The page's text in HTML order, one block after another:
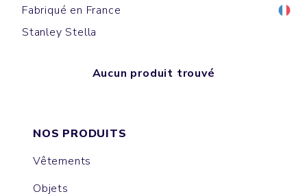
Fabriqué en France
Stanley Stella
Aucun produit trouvé
NOS PRODUITS
Vêtements
Objets